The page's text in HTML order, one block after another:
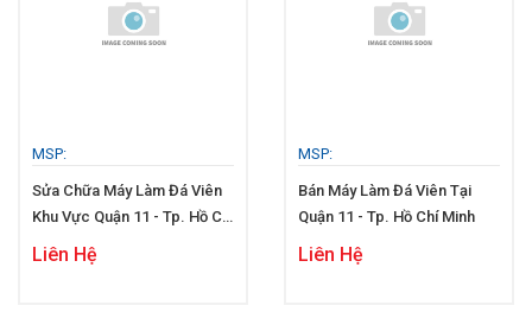
MSP:
Sửa Chữa Máy Làm Đá Viên
Khu Vực Quận 11 - Tp. Hồ Chí
Minh
Liên Hệ
MSP:
Bán Máy Làm Đá Viên Tại
Quận 11 - Tp. Hồ Chí Minh
Liên Hệ